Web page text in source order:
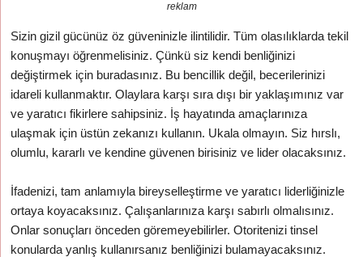
reklam
Sizin gizil gücünüz öz güveninizle ilintilidir. Tüm olasılıklarda tekil
konuşmayı öğrenmelisiniz. Çünkü siz kendi benliğinizi
değiştirmek için buradasınız. Bu bencillik değil, becerilerinizi
idareli kullanmaktır. Olaylara karşı sıra dışı bir yaklaşımınız var
ve yaratıcı fikirlere sahipsiniz. İş hayatında amaçlarınıza
ulaşmak için üstün zekanızı kullanın. Ukala olmayın. Siz hırslı,
olumlu, kararlı ve kendine güvenen birisiniz ve lider olacaksınız.
İfadenizi, tam anlamıyla bireyselleştirme ve yaratıcı liderliğinizle
ortaya koyacaksınız. Çalışanlarınıza karşı sabırlı olmalısınız.
Onlar sonuçları önceden göremeyebilirler. Otoritenizi tinsel
konularda yanlış kullanırsanız benliğinizi bulamayacaksınız.